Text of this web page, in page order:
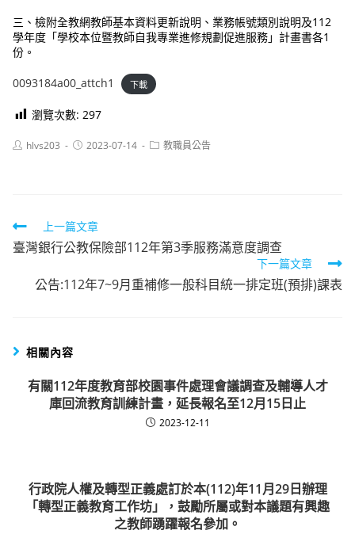
三、檢附全教網教師基本資料更新說明、業務帳號類別說明及112
學年度「學校本位暨教師自我專業進修規劃促進服務」計畫書各1
份。
0093184a00_attch1 下載
瀏覽次數: 297
Posthlvs203
Post2023-07-14
Post教職員公告
Read
more
articles
上一篇文章
臺灣銀行公教保險部112年第3季服務滿意度調查
下一篇文章
公告:112年7~9月重補修一般科目統一排定班(預排)課表
相關內容
有關112年度教育部校園事件處理會議調查及輔導人才
庫回流教育訓練計畫，延長報名至12月15日止
2023-12-11
行政院人權及轉型正義處訂於本(112)年11月29日辦理
「轉型正義教育工作坊」，鼓勵所屬或對本議題有興趣
之教師踴躍報名參加。